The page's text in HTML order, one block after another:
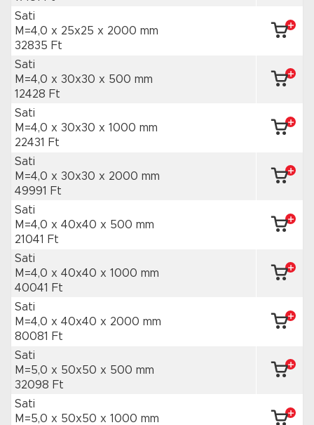
Sati
M=4,0 x 25x25 x 2000 mm
32835 Ft
Sati
M=4,0 x 30x30 x 500 mm
12428 Ft
Sati
M=4,0 x 30x30 x 1000 mm
22431 Ft
Sati
M=4,0 x 30x30 x 2000 mm
49991 Ft
Sati
M=4,0 x 40x40 x 500 mm
21041 Ft
Sati
M=4,0 x 40x40 x 1000 mm
40041 Ft
Sati
M=4,0 x 40x40 x 2000 mm
80081 Ft
Sati
M=5,0 x 50x50 x 500 mm
32098 Ft
Sati
M=5,0 x 50x50 x 1000 mm